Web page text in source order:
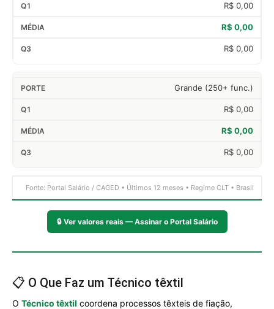
R$ 0,00
R$ 0,00
R$ 0,00
Grande (250+ func.)
R$ 0,00
R$ 0,00
R$ 0,00
Fonte: Portal Salário / CAGED • Últimos 12 meses • Regime CLT • Brasil
🔒 Ver valores reais — Assinar o Portal Salário
📋 O Que Faz um Técnico têxtil
O Técnico têxtil coordena processos têxteis de fiação,